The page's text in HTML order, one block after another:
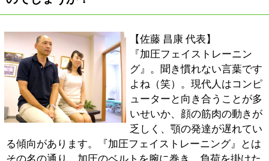
ご家族の方です。「ちょっと家族には内緒で・・・」と
いう方もいらっしゃいますが、ご家族に応援してもらっ
つにもなり得るということをお知りいただければと思い
ます。ダイエットは孤独なものではありません。私たち
もしっかりとサポートしていきますので、ご興味のある
方は是非足を運んでいただければと思います。
※上記記事は2012.10に取材したものです。
情報時間の経過による変化などがございます事をご了承
ください。
このページの先頭へ